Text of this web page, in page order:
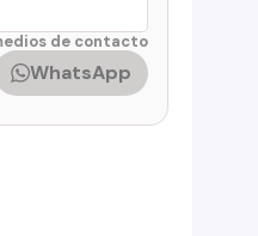
de contacto
WhatsApp